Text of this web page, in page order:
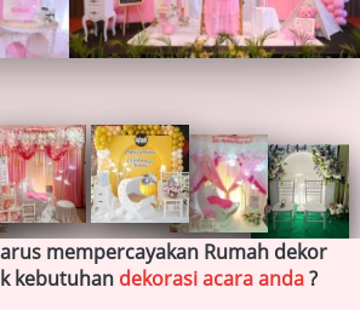
mempercayakan Rumah dekor
kebutuhan dekorasi acara anda ?